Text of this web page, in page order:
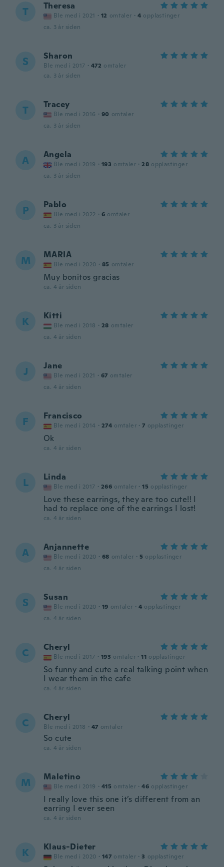
T Theresa
Ble med i 2021 · 12 omtaler · 4 opplastinger
ca. 3 år siden
S Sharon
Ble med i 2017 · 472 omtaler
ca. 3 år siden
T Tracey
Ble med i 2016 · 90 omtaler
ca. 3 år siden
A Angela
Ble med i 2019 · 193 omtaler · 28 opplastinger
ca. 3 år siden
P Pablo
Ble med i 2022 · 6 omtaler
ca. 3 år siden
M MARIA
Ble med i 2020 · 85 omtaler
Muy bonitos gracias
ca. 4 år siden
K Kitti
Ble med i 2018 · 28 omtaler
ca. 4 år siden
J Jane
Ble med i 2021 · 67 omtaler
ca. 4 år siden
F Francisco
Ble med i 2014 · 274 omtaler · 7 opplastinger
Ok
ca. 4 år siden
L Linda
Ble med i 2017 · 266 omtaler · 15 opplastinger
Love these earrings, they are too cute!! I
had to replace one of the earrings I lost!
ca. 4 år siden
A Anjannette
Ble med i 2020 · 68 omtaler · 5 opplastinger
ca. 4 år siden
S Susan
Ble med i 2020 · 19 omtaler · 4 opplastinger
ca. 4 år siden
C Cheryl
Ble med i 2017 · 193 omtaler · 11 opplastinger
So funny and cute a real talking point when
I wear them in the cafe
ca. 4 år siden
C Cheryl
Ble med i 2018 · 47 omtaler
So cute
ca. 4 år siden
M Maletino
Ble med i 2019 · 415 omtaler · 46 opplastinger
I really love this one it’s different from an
earring I ever seen
ca. 4 år siden
K Klaus-Dieter
Ble med i 2020 · 147 omtaler · 3 opplastinger